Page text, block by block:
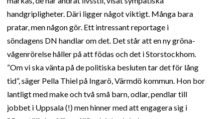
handgripligheter. Däri ligger något viktigt. Många bara
pratar, men någon gör. Ett intressant reportage i
söndagens DN handlar om det. Det står att en ny gröna-
vågenrörelse håller på att födas och det i Storstockhom.
”Om vi ska vänta på de politiska besluten tar det för lång
tid”, säger Pella Thiel på Ingarö, Värmdö kommun. Hon bor
lantligt med make och två små barn, odlar, pendlar till
jobbet i Uppsala (!) men hinner med att engagera sig i